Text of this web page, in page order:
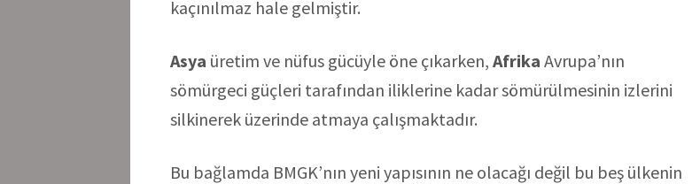
kaçınılmaz hale gelmiştir.
Asya üretim ve nüfus gücüyle öne çıkarken, Afrika Avrupa’nın
sömürgeci güçleri tarafından iliklerine kadar sömürülmesinin izlerini
silkinerek üzerinde atmaya çalışmaktadır.
Bu bağlamda BMGK’nın yeni yapısının ne olacağı değil bu beş ülkenin